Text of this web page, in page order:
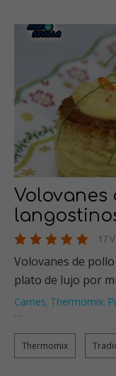
Volovanes
17
Volovanes de
plato de lujo por
Carnes, Thermomix,
…
Thermomix